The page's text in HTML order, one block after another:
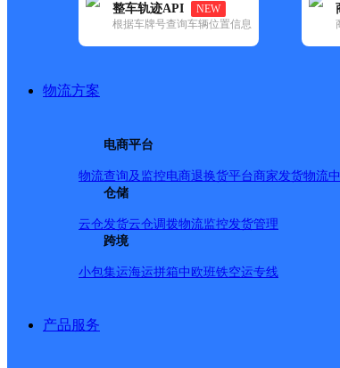
整车轨迹API
NEW
根据车牌号查询车辆位置信息
物流方案
电商平台
物流查询及监控电商退换货平台商家发货物流
仓储
云仓发货云仓调拨物流监控发货管理
跨境
小包集运海运拼箱中欧班铁空运专线
产品服务
城市：合肥市 ✕ 快递：中通快递 ✕ 地区：庐
通快递(52)
更多号码地址：安徽省合肥市庐江县苏河
派送范围:1、庐城一部：0551-87878986、
交警中队，车管所，城北加油站，惠明小区，鲍井
15056565556（文昌路，城关小学，实验初中， 皖
镇、金牛镇、石头镇、白山镇、盛桥镇、万山镇、冶